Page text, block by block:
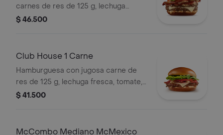
carnes de res de 125 g, lechuga
fresca, tomate, cebolla grillada,
suave tipo Brioche.
$ 46.500
Club House 1 Carne
Hamburguesa con jugosa carne de
res de 125 g, lechuga fresca, tomate,
cebolla grillada, tocineta ahumada,
$ 41.500
McCombo Mediano McMexico